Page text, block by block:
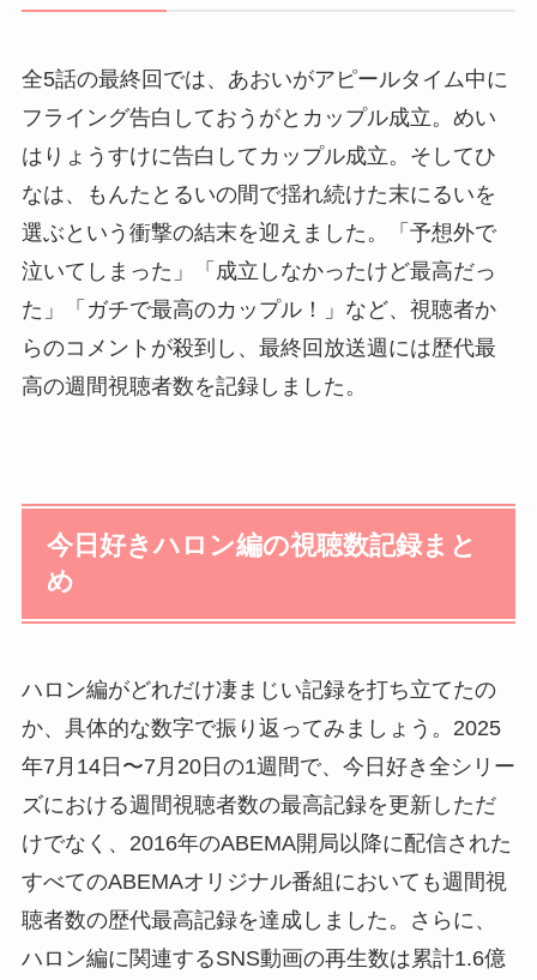
全5話の最終回では、あおいがアピールタイム中に
フライング告白しておうがとカップル成立。めい
はりょうすけに告白してカップル成立。そしてひ
なは、もんたとるいの間で揺れ続けた末にるいを
選ぶという衝撃の結末を迎えました。「予想外で
泣いてしまった」「成立しなかったけど最高だっ
た」「ガチで最高のカップル！」など、視聴者か
らのコメントが殺到し、最終回放送週には歴代最
高の週間視聴者数を記録しました。
今日好きハロン編の視聴数記録まと
め
ハロン編がどれだけ凄まじい記録を打ち立てたの
か、具体的な数字で振り返ってみましょう。2025
年7月14日〜7月20日の1週間で、今日好き全シリー
ズにおける週間視聴者数の最高記録を更新しただ
けでなく、2016年のABEMA開局以降に配信された
すべてのABEMAオリジナル番組においても週間視
聴者数の歴代最高記録を達成しました。さらに、
ハロン編に関連するSNS動画の再生数は累計1.6億